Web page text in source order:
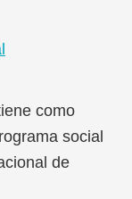
como
social
de